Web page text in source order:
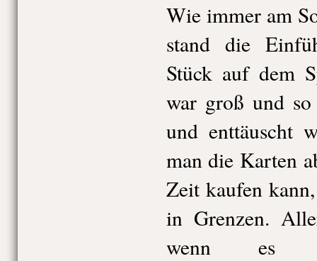
Wie immer am
stand die
Stück auf dem
war groß und
und enttäuscht
man die Karten
Zeit kaufen
in Grenzen.
wenn es